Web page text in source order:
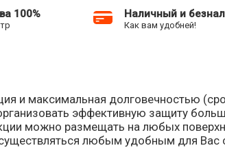
100% Наличный и
Как вам удобней!
и максимальная долговечностью
эффективную защиту
можно размещать на любых
любым удобным для Вас